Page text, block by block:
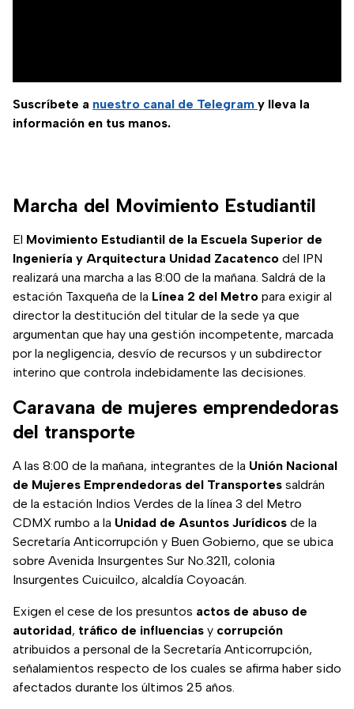
Suscríbete a nuestro canal de Telegram y lleva la
información en tus manos.
Marcha del Movimiento Estudiantil
El Movimiento Estudiantil de la Escuela Superior de
Ingeniería y Arquitectura Unidad Zacatenco del IPN
realizará una marcha a las 8:00 de la mañana. Saldrá de la
estación Taxqueña de la Línea 2 del Metro para exigir al
director la destitución del titular de la sede ya que
argumentan que hay una gestión incompetente, marcada
por la negligencia, desvío de recursos y un subdirector
interino que controla indebidamente las decisiones.
Caravana de mujeres emprendedoras
del transporte
A las 8:00 de la mañana, integrantes de la Unión Nacional
de Mujeres Emprendedoras del Transportes saldrán
de la estación Indios Verdes de la línea 3 del Metro
CDMX rumbo a la Unidad de Asuntos Jurídicos de la
Secretaría Anticorrupción y Buen Gobierno, que se ubica
sobre Avenida Insurgentes Sur No.3211, colonia
Insurgentes Cuicuilco, alcaldía Coyoacán.
Exigen el cese de los presuntos actos de abuso de
autoridad, tráfico de influencias y corrupción
atribuidos a personal de la Secretaría Anticorrupción,
señalamientos respecto de los cuales se afirma haber sido
afectados durante los últimos 25 años.